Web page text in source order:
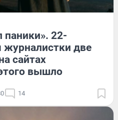
паники». 22-
журналистки две
сайтах
вышло
14